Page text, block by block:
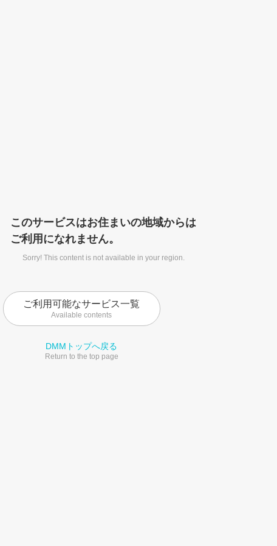
このサービスはお住まいの地域からは
ご利用になれません。
Sorry! This content is not available in your region.
ご利用可能なサービス一覧
Available contents
DMMトップへ戻る
Return to the top page